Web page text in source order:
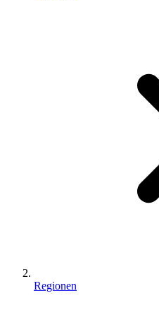
Regionen